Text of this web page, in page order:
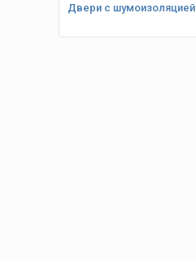
Двери с шумоизоляцией